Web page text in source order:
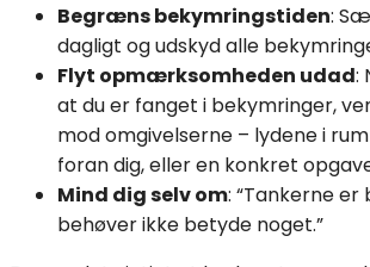
Begræns bekymringstiden:
dagligt og udskyd alle
Flyt opmærksomheden udad:
at du er fanget i bekymringer,
mod omgivelserne – lydene i
foran dig, eller en konkret
Mind dig selv om: “Tankerne
behøver ikke betyde noget.”